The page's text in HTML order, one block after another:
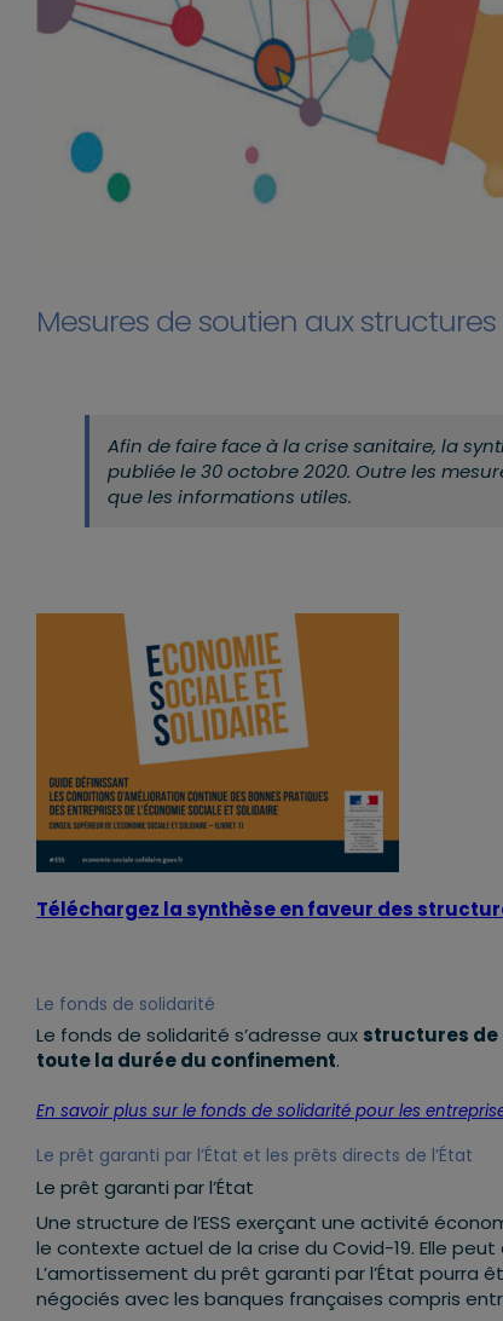
Mesures de soutien aux structures
Afin de faire face à la crise sanitaire, la
publiée le 30 octobre 2020. Outre les
que les informations utiles.
Téléchargez la synthèse en faveur des
Le fonds de solidarité
Le fonds de solidarité s’adresse aux structures de
toute la durée du confinement.
En savoir plus sur le fonds de solidarité pour les
Le prêt garanti par l’État et les prêts directs de l’État
Le prêt garanti par l’État
Une structure de l’ESS exerçant une activité
le contexte actuel de la crise du Covid-19. Elle peut
L’amortissement du prêt garanti par l’État
négociés avec les banques françaises compris